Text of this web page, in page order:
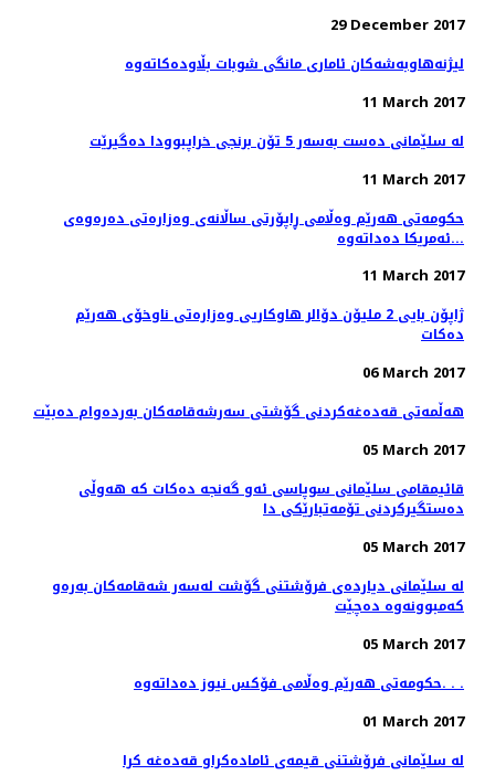
29 December 2017
11 March 2017
له‌ سلێمانی ده‌ست به‌سه‌ر 5 تۆن برنجی خراپبوودا ده‌گیرێت
11 March 2017
حکومەتی هەرێم وەڵامی ڕاپۆرتی ساڵانەی وەزارەتی دەرەوەی
ئەمریکا دەداتەوە...
11 March 2017
ژاپۆن بایی 2 ملیۆن دۆالر هاوكاریی وەزارەتی ناوخۆی هەرێم
دەكات
06 March 2017
هه‌ڵمه‌تی قه‌ده‌غه‌كردنی گۆشتی سه‌رشه‌قامه‌كان به‌رده‌وام ده‌بێت
05 March 2017
قائیمقامی سلێمانی سوپاسی ئه‌و گه‌نجه‌ ده‌كات كه‌ هه‌وڵی
ده‌ستگیركردنی تۆمه‌تبارێكی دا
05 March 2017
له‌ سلێمانی دیارده‌ی فرۆشتنی گۆشت له‌سه‌ر شه‌قامه‌كان به‌ره‌و
كه‌مبوونه‌وه‌ ده‌چێت
05 March 2017
حکومەتی هەرێم وەڵامی فۆکس نیوز دەداتەوە. . .
01 March 2017
له‌ سلێمانی فرۆشتنی قیمه‌ی ئاماده‌كراو قه‌ده‌غه‌ كرا